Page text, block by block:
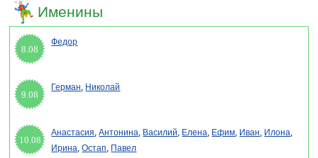
Именины
8.08
Федор
9.08
Герман, Николай
10.08
Анастасия,Антонина, Василий, Елена, Ефим, Иван, Илона,
Ирина,Остап, Павел